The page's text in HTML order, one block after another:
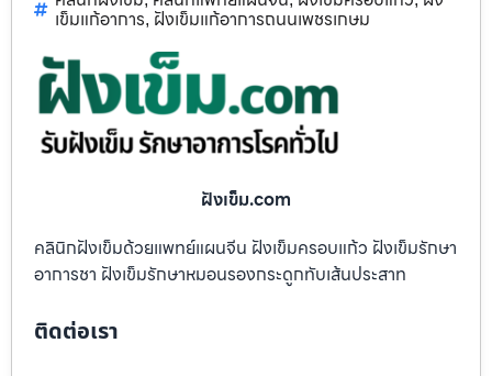
เข็มแก้อาการ, ฝังเข็มแก้อาการถนนเพชรเกษม
ฝังเข็ม.com
คลินิกฝังเข็มด้วยแพทย์แผนจีน ฝังเข็มครอบแก้ว ฝังเข็มรักษา
อาการชา ฝังเข็มรักษาหมอนรองกระดูกทับเส้นประสาท
ติดต่อเรา